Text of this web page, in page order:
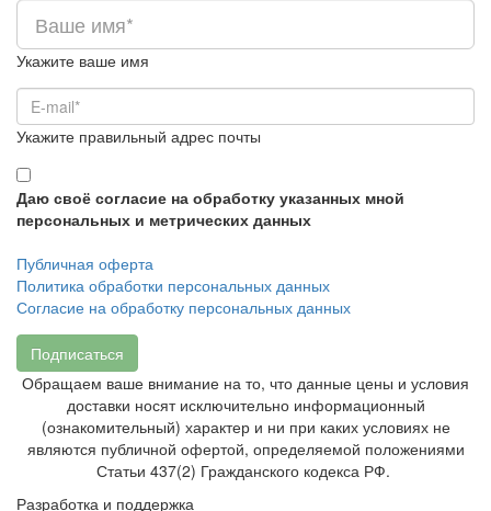
Укажите ваше имя
Укажите правильный адрес почты
Даю своё согласие на обработку указанных мной
персональных и метрических данных
Публичная оферта
Политика обработки персональных данных
Согласие на обработку персональных данных
Подписаться
Обращаем ваше внимание на то, что данные цены и условия
доставки носят исключительно информационный
(ознакомительный) характер и ни при каких условиях не
являются публичной офертой, определяемой положениями
Статьи 437(2) Гражданского кодекса РФ.
Разработка и поддержка